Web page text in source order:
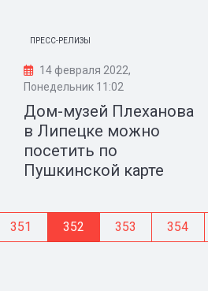
ПРЕСС-РЕЛИЗЫ
14 февраля 2022,
Понедельник 11:02
Дом-музей Плеханова
в Липецке можно
посетить по
Пушкинской карте
351 352 353 354